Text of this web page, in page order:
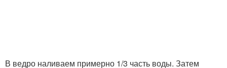
В ведро наливаем примерно 1/3 часть воды. Затем